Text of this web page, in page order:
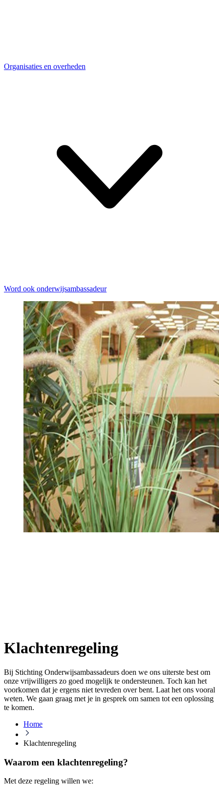
Organisaties en overheden
Word ook onderwijsambassadeur
Klachtenregeling
Bij Stichting Onderwijsambassadeurs doen we ons uiterste best om
onze vrijwilligers zo goed mogelijk te ondersteunen. Toch kan het
voorkomen dat je ergens niet tevreden over bent. Laat het ons vooral
weten. We gaan graag met je in gesprek om samen tot een oplossing
te komen.
Home
Klachtenregeling
Waarom een klachtenregeling?
Met deze regeling willen we: